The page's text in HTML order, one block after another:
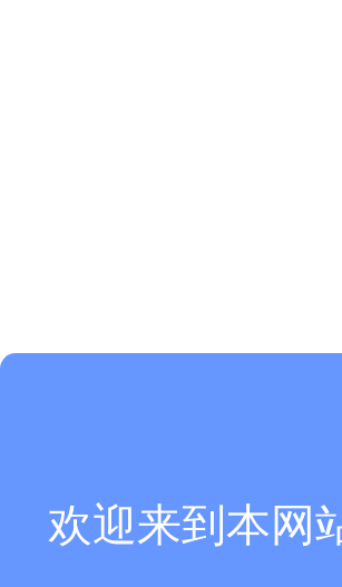
欢迎来到本网